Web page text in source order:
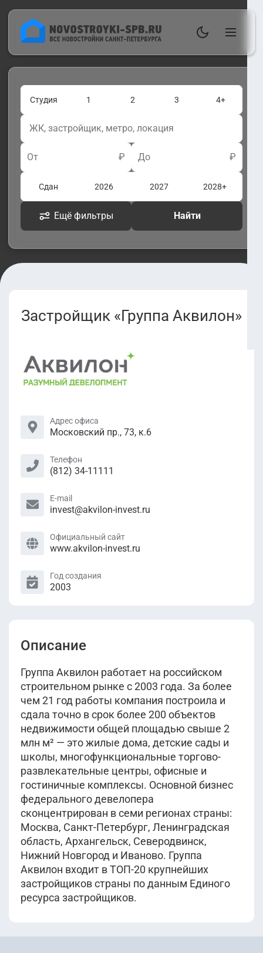
Студия 1 2 3 4+
От ₽ До ₽
Сдан 2026 2027 2028+
Ещё фильтры Найти
Застройщик «Группа Аквилон»
Адрес офиса
Московский пр., 73, к.6
Телефон
(812) 34-11111
E-mail
invest@akvilon-invest.ru
Официальный сайт
www.akvilon-invest.ru
Год создания
2003
Описание
Группа Аквилон работает на российском
строительном рынке с 2003 года. За более
чем 21 год работы компания построила и
сдала точно в срок более 200 объектов
недвижимости общей площадью свыше 2
млн м² — это жилые дома, детские сады и
школы, многофункциональные торгово-
развлекательные центры, офисные и
гостиничные комплексы. Основной бизнес
федерального девелопера
сконцентрирован в семи регионах страны:
Москва, Санкт-Петербург, Ленинградская
область, Архангельск, Северодвинск,
Нижний Новгород и Иваново. Группа
Аквилон входит в ТОП-20 крупнейших
застройщиков страны по данным Единого
ресурса застройщиков.